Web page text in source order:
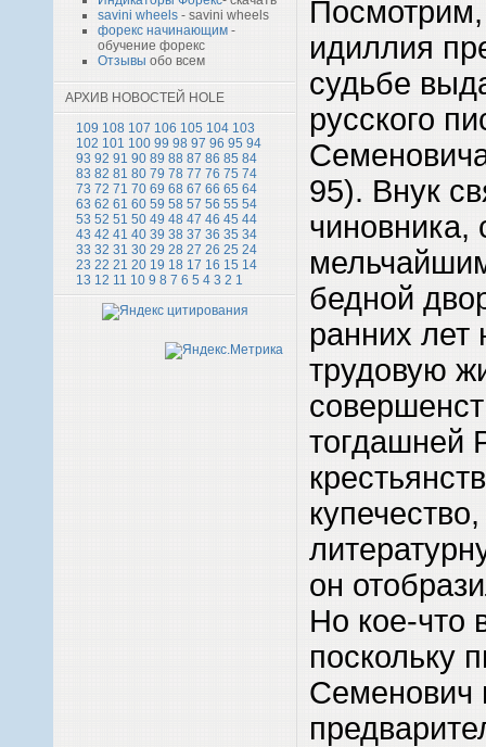
savini wheels - savini wheels
форекс начинающим -
обучение форекс
Отзывы обо всем
АРХИВ НОВОСТЕЙ HOLE
109 108 107 106 105 104 103
102 101 100 99 98 97 96 95 94
93 92 91 90 89 88 87 86 85 84
83 82 81 80 79 78 77 76 75 74
73 72 71 70 69 68 67 66 65 64
63 62 61 60 59 58 57 56 55 54
53 52 51 50 49 48 47 46 45 44
43 42 41 40 39 38 37 36 35 34
33 32 31 30 29 28 27 26 25 24
23 22 21 20 19 18 17 16 15 14
13 12 11 10 9 8 7 6 5 4 3 2 1
Посмотрим,
идиллия
судьбе
русского
95). Внук
чиновника,
бедной
ранних лет
трудовую
тогдашней
он
Но кое-что
поскольку
Семенович